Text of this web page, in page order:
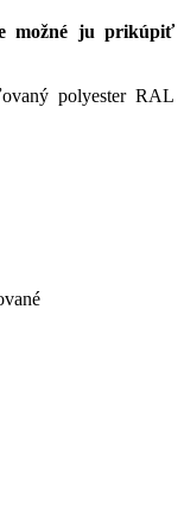
možné ju prikúpiť
polyester RAL